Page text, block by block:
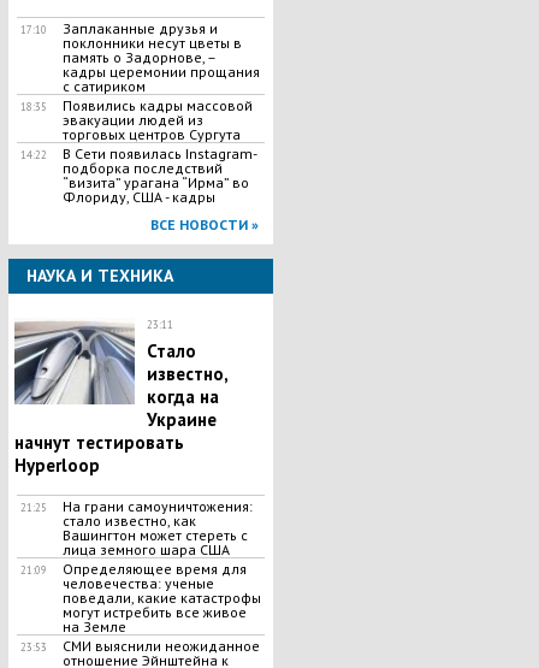
17:10
Заплаканные друзья и
поклонники несут цветы в
память о Задорнове, –
кадры церемонии прощания
с сатириком
18:35
Появились кадры массовой
эвакуации людей из
торговых центров Сургута
14:22
В Сети появилась Іnstagram-
подборка последствий
“визита” урагана “Ирма” во
Флориду, США - кадры
ВСЕ НОВОСТИ »
НАУКА И ТЕХНИКА
23:11
​Стало
известно,
когда на
Украине
начнут тестировать
Hyperloop
21:25
На грани самоуничтожения:
стало известно, как
Вашингтон может стереть с
лица земного шара США
21:09
Определяющее время для
человечества: ученые
поведали, какие катастрофы
могут истребить все живое
на Земле
23:53
СМИ выяснили неожиданное
отношение Эйнштейна к